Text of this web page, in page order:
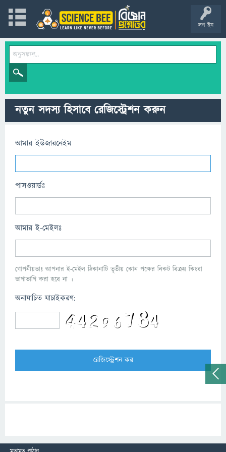
লগ ইন
নতুন সদস্য হিসাবে রেজিস্ট্রেশন করুন
আমার ইউজারনেইম
পাসওয়ার্ডঃ
আমার ই-মেইলঃ
গোপনীয়তাঃ আপনার ই-মেইল ঠিকানাটি তৃতীয় কোন পক্ষের নিকট বিক্রয় কিংবা
ভাগাভাগি করা হবে না ।
অনাযাচিত যাচাইকরণ: